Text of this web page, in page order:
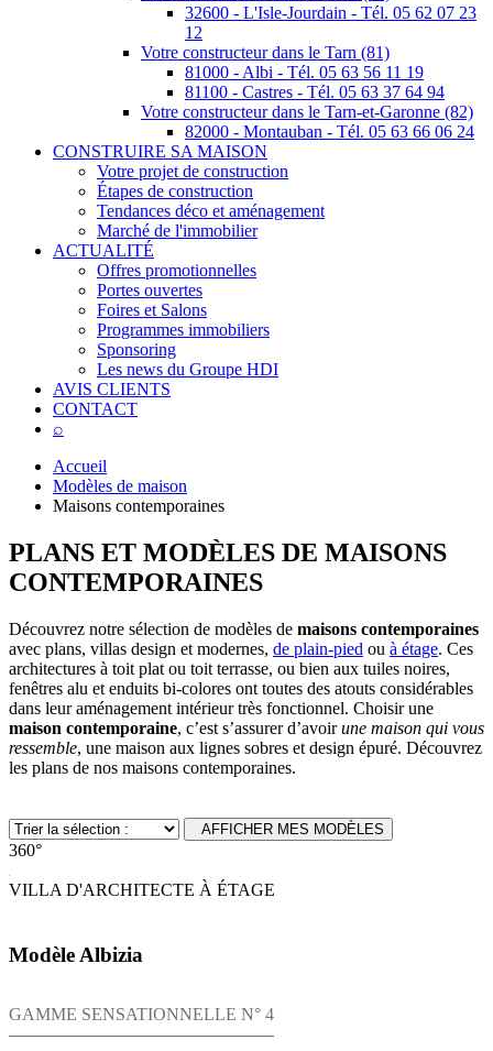
32600 - L'Isle-Jourdain - Tél. 05 62 07 23
12
Votre constructeur dans le Tarn (81)
81000 - Albi - Tél. 05 63 56 11 19
81100 - Castres - Tél. 05 63 37 64 94
Votre constructeur dans le Tarn-et-Garonne (82)
82000 - Montauban - Tél. 05 63 66 06 24
CONSTRUIRE SA MAISON
Votre projet de construction
Étapes de construction
Tendances déco et aménagement
Marché de l'immobilier
ACTUALITÉ
Offres promotionnelles
Portes ouvertes
Foires et Salons
Programmes immobiliers
Sponsoring
Les news du Groupe HDI
AVIS CLIENTS
CONTACT
⌕
Accueil
Modèles de maison
Maisons contemporaines
PLANS ET MODÈLES DE MAISONS
CONTEMPORAINES
Découvrez notre sélection de modèles de maisons contemporaines
avec plans, villas design et modernes, de plain-pied ou à étage. Ces
architectures à toit plat ou toit terrasse, ou bien aux tuiles noires,
fenêtres alu et enduits bi-colores ont toutes des atouts considérables
dans leur aménagement intérieur très fonctionnel. Choisir une
maison contemporaine, c’est s’assurer d’avoirune maison qui vous
ressemble, une maison aux lignes sobres et design épuré. Découvrez
les plans de nos maisons contemporaines.
AFFICHER MES MODÈLES
360°
VILLA D'ARCHITECTE À ÉTAGE
Modèle Albizia
GAMME SENSATIONNELLE N° 4